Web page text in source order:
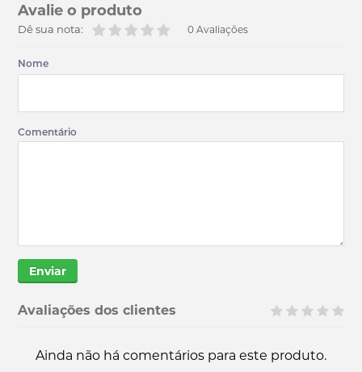
Avalie o produto
0 Avaliações
Dê sua nota:
Nome
Comentário
Enviar
Avaliações dos clientes
Ainda não há comentários para este produto.